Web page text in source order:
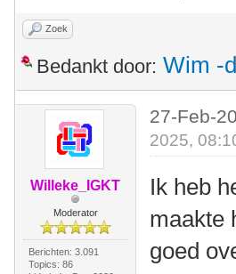
Zoek
Bedankt door: Wim -
Willeke_IGKT
Moderator
Berichten: 3.091
Topics: 86
27-Feb-
2025,
Ik heb
maakte
goed